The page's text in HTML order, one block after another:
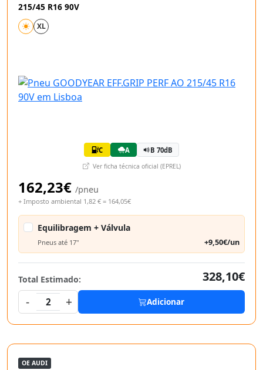
215/45 R16 90V
XL
C A B 70dB
Ver ficha técnica oficial (EPREL)
162,23€ /pneu
+ Imposto ambiental 1,82 € = 164,05€
Equilibragem + Válvula
Pneus até 17" +9,50€/un
Total Estimado:
328,10€
-
2 + Adicionar
OE AUDI